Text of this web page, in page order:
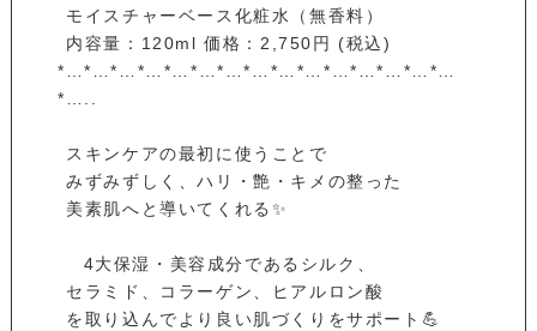
⁡ モイスチャーベース化粧水（無香料）⁡
⁡ 内容量：120ml 価格：2,750円 (税込)⁡
*…*…*…*…*…*…*…*…*…*…*…*…*…*…*…
*…..⁡ ⁡
⁡ スキンケアの最初に使うことで⁡
⁡ みずみずしく、ハリ・艶・キメの整った⁡
⁡ 美素肌へと導いてくれる✨⁡
⁡ ⁡ ⁡ 4大保湿・美容成分であるシルク、⁡
⁡ セラミド、コラーゲン、ヒアルロン酸⁡
⁡ を取り込んでより良い肌づくりをサポート💪⁡